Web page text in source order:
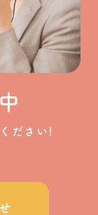
ださい!